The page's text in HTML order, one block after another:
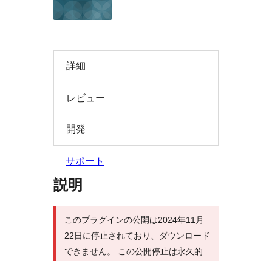
索
詳細
レビュー
開発
サポート
説明
このプラグインの公開は2024年11月
22日に停止されており、ダウンロード
できません。 この公開停止は永久的